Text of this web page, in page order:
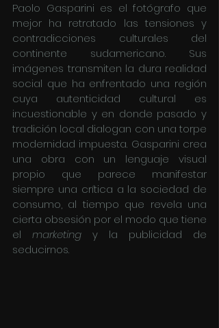
Paolo Gasparini es el fotógrafo que
mejor ha retratado las tensiones y
contradicciones culturales del
continente sudamericano. Sus
imágenes transmiten la dura realidad
social que ha enfrentado una región
cuya autenticidad cultural es
incuestionable y en donde pasado y
tradición local dialogan con una torpe
modernidad impuesta. Gasparini crea
una obra con un lenguaje visual
propio que parece manifestar
siempre una crítica a la sociedad de
consumo, al tiempo que revela una
cierta obsesión por el modo que tiene
el marketing y la publicidad de
seducirnos.